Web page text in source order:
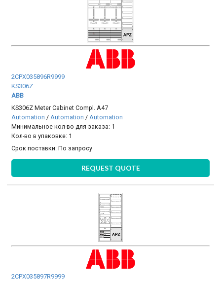
2CPX035896R9999
KS306Z
ABB
KS306Z Meter Cabinet Compl. A47
Automation /Automation /Automation
Минимальное кол-во для заказа: 1
Кол-во в упаковке: 1
Срок поставки:По запросу
REQUEST QUOTE
2CPX035897R9999